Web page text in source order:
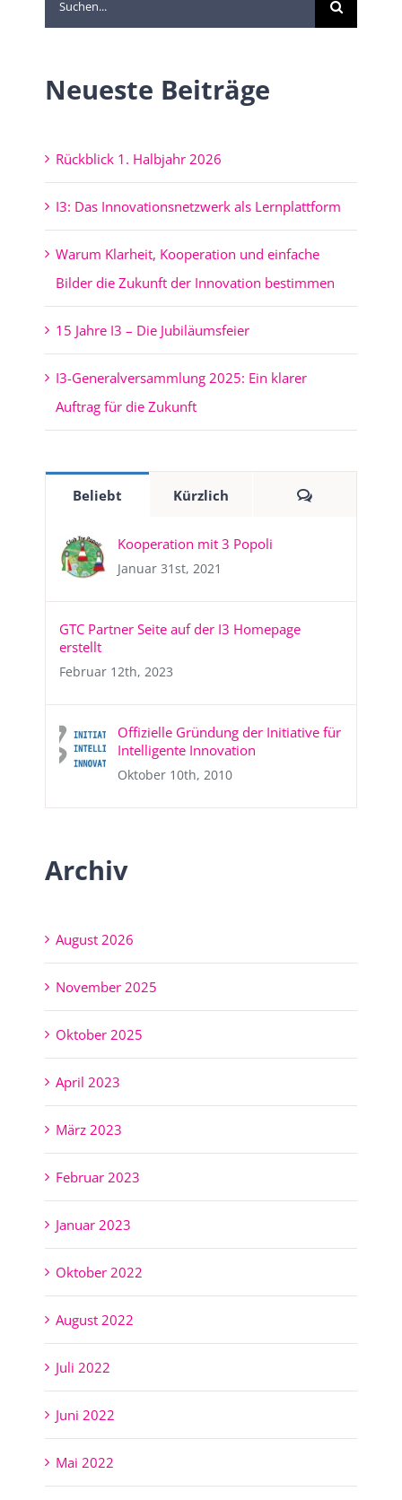
nach:
Neueste Beiträge
Rückblick 1. Halbjahr 2026
I3: Das Innovationsnetzwerk als Lernplattform
Warum Klarheit, Kooperation und einfache
Bilder die Zukunft der Innovation bestimmen
15 Jahre I3 – Die Jubiläumsfeier
I3-Generalversammlung 2025: Ein klarer
Auftrag für die Zukunft
Beliebt Kürzlich Kommentare
Kooperation mit 3 Popoli
Januar 31st, 2021
GTC Partner Seite auf der I3 Homepage
erstellt
Februar 12th, 2023
Offizielle Gründung der Initiative für
Intelligente Innovation
Oktober 10th, 2010
Archiv
August 2026
November 2025
Oktober 2025
April 2023
März 2023
Februar 2023
Januar 2023
Oktober 2022
August 2022
Juli 2022
Juni 2022
Mai 2022